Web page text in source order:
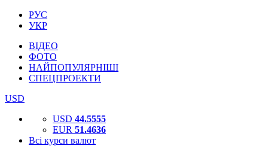
РУС
УКР
ВІДЕО
ФОТО
НАЙПОПУЛЯРНІШІ
СПЕЦПРОЕКТИ
USD
USD 44.5555
EUR 51.4636
Всі курси валют